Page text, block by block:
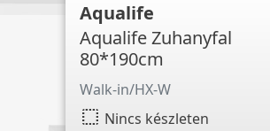
Aqualife
Aqualife Zuhanyfal
80*190cm
Walk-in/HX-W
select Nincs készleten